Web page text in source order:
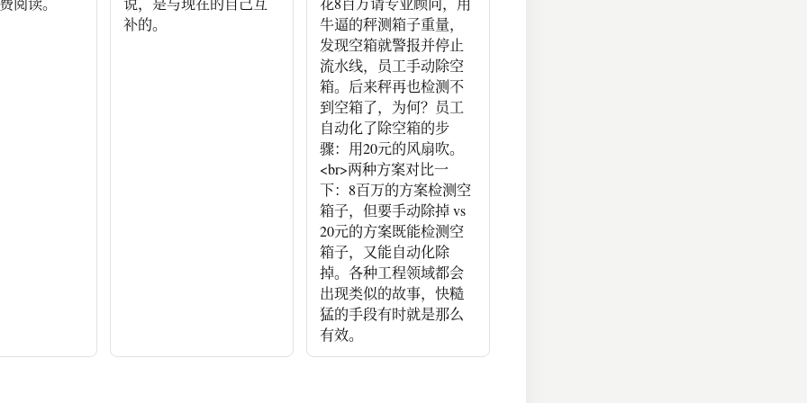
补的。
牛逼的秤测箱子重量，
发现空箱就警报并停止
流水线，员工手动除空
箱。后来秤再也检测不
到空箱了，为何？员工
自动化了除空箱的步
骤：用20元的风扇吹。
<br>两种方案对比一
下：8百万的方案检测空
箱子，但要手动除掉 vs
20元的方案既能检测空
箱子，又能自动化除
掉。各种工程领域都会
出现类似的故事，快糙
猛的手段有时就是那么
有效。